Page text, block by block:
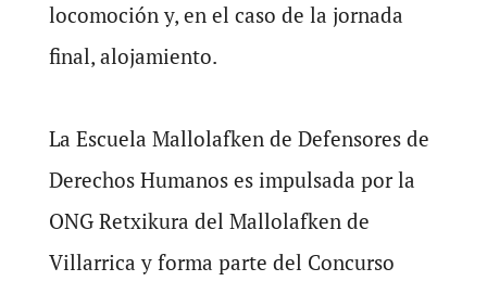
locomoción y, en el caso de la jornada
final, alojamiento.
La Escuela Mallolafken de Defensores de
Derechos Humanos es impulsada por la
ONG Retxikura del Mallolafken de
Villarrica y forma parte del Concurso